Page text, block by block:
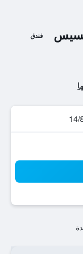
فندق